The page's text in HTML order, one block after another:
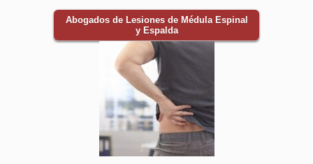
Abogados de Lesiones de Médula Espinal
y Espalda